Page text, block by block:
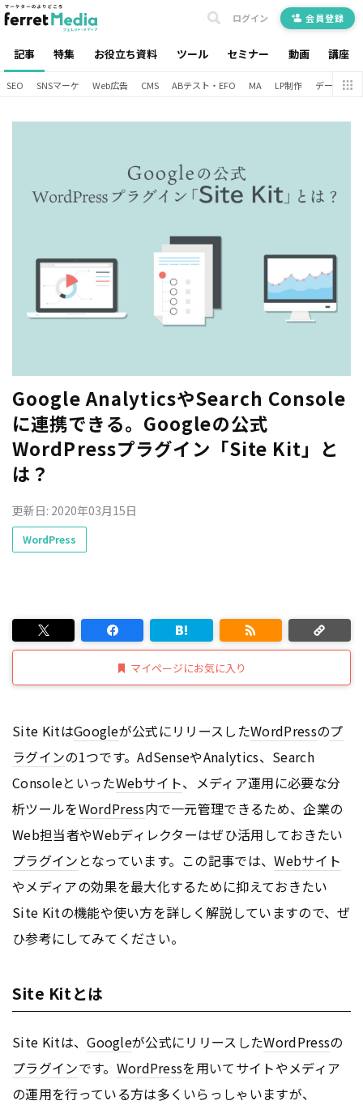
記事 特集 お役立ち資料 ツール セミナー 動画 講座
ログイン 会員登録
SEO SNSマーケ Web広告 CMS ABテスト・EFO MA LP制作 データ分析
Google AnalyticsやSearch Console
に連携できる。Googleの公式
WordPressプラグイン「Site Kit」と
は？
更新日: 2020年03月15日
WordPress
マイページにお気に入り
Site KitはGoogleが公式にリリースしたWordPressのプ
ラグインの1つです。AdSenseやAnalytics、Search
ConsoleといったWebサイト、メディア運用に必要な分
析ツールをWordPress内で一元管理できるため、企業の
Web担当者やWebディレクターはぜひ活用しておきたい
プラグイン となっています。この記事では、Webサイト
やメディアの効果を最大化するために抑えておきたい
Site Kitの機能や使い方を詳しく解説していますので、ぜ
ひ参考にしてみてください。
Site Kitとは
Site Kitは、Googleが公式にリリースしたWordPressの
プラグインです。 WordPressを用いてサイトやメディア
の運用を行っている方は多くいらっしゃいますが、